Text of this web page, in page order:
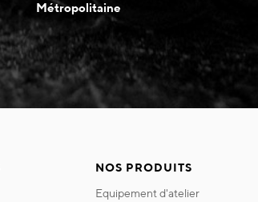
Métropolitaine
NOS PRODUITS
equipement d'atelier